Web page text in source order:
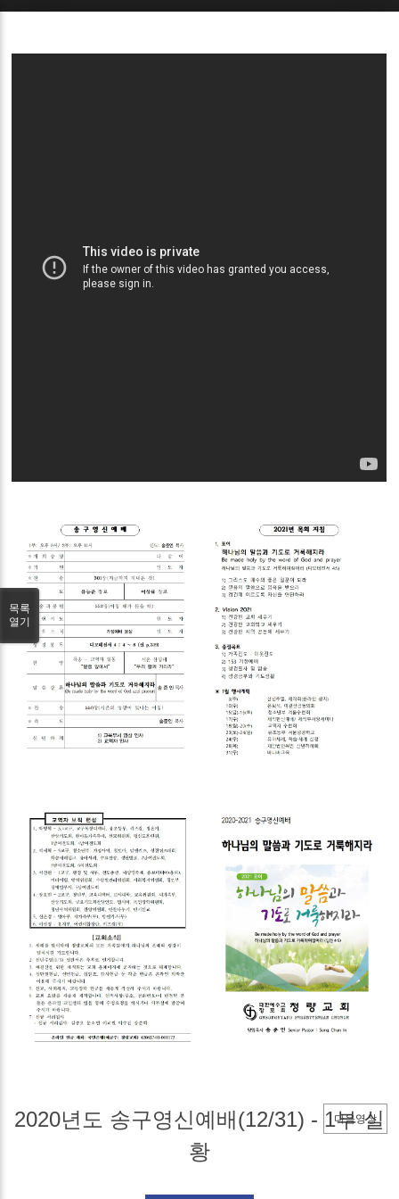
다음영상
2020년도 송구영신예배(12/31) - 1부 실
황
목록
열기
Sketchbook5, 스케치북5